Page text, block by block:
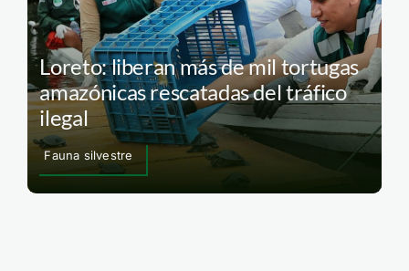
Loreto: liberan más de mil tortugas
amazónicas rescatadas del tráfico
ilegal
Fauna silvestre